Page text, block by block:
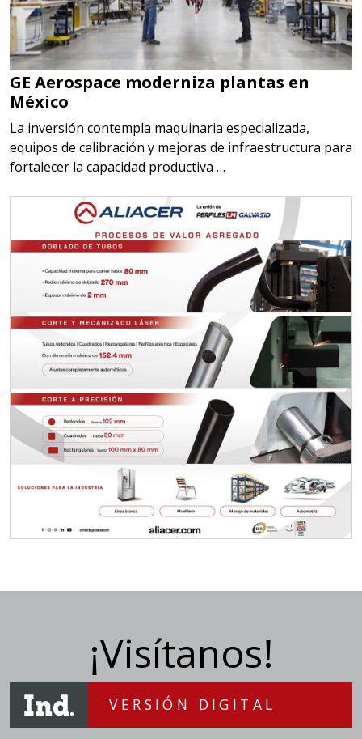
GE Aerospace moderniza plantas en
México
La inversión contempla maquinaria especializada,
equipos de calibración y mejoras de infraestructura para
fortalecer la capacidad productiva …
¡Visítanos!
VERSIÓN DIGITAL